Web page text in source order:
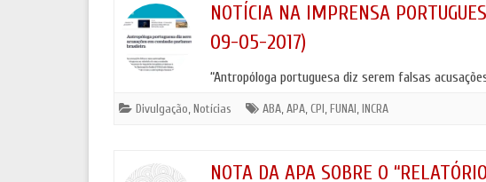
NOTÍCIA NA IMPRENSA
09-05-2017)
“Antropóloga portuguesa diz serem falsas
Divulgação,Notícias ABA,APA,CPI,FUNAI,INCRA
NOTA DA APA SOBRE O